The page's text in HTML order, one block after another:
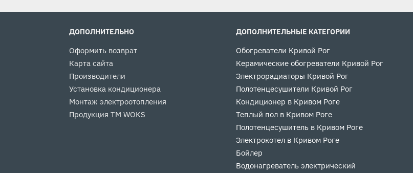
ДОПОЛНИТЕЛЬНО
Оформить возврат
Карта сайта
Производители
Установка кондиционера
Монтаж электроотопления
Продукция ТМ WOKS
ДОПОЛНИТЕЛЬНЫЕ КАТЕГОРИИ
Обогреватели Кривой Рог
Керамические обогреватели Кривой Рог
Электрорадиаторы Кривой Рог
Полотенцесушители Кривой Рог
Кондиционер в Кривом Роге
Теплый пол в Кривом Роге
Полотенцесушитель в Кривом Роге
Электрокотел в Кривом Роге
Бойлер
Водонагреватель электрический